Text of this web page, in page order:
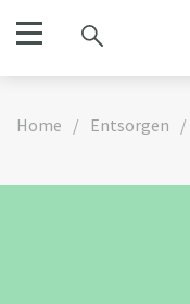
Home / Entsorgen /